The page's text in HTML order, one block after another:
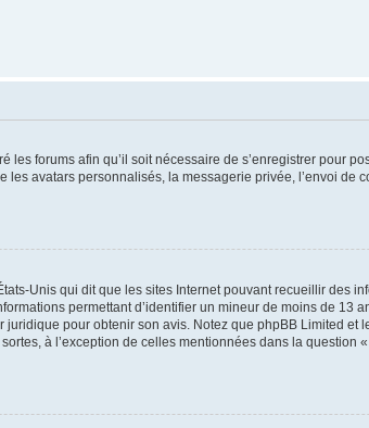
forums afin qu’il soit nécessaire de s’enregistrer pour
avatars personnalisés, la messagerie privée, l’envoi de
Unis qui dit que les sites Internet pouvant recueillir des
permettant d’identifier un mineur de moins de 13
pour obtenir son avis. Notez que phpBB Limited
à l’exception de celles mentionnées dans la